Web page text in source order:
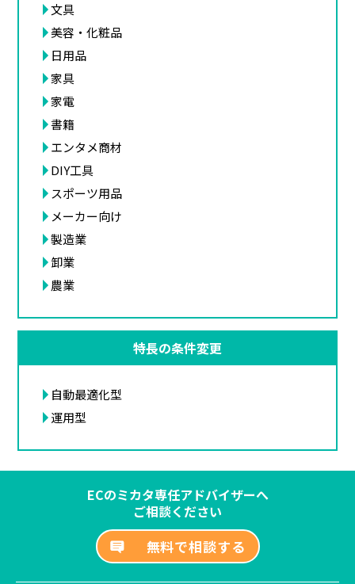
文具
美容・化粧品
日用品
家具
家電
書籍
エンタメ商材
DIY工具
スポーツ用品
メーカー向け
製造業
卸業
農業
特長の条件変更
自動最適化型
運用型
ECのミカタ専任アドバイザーへ
ご相談ください
無料で相談する